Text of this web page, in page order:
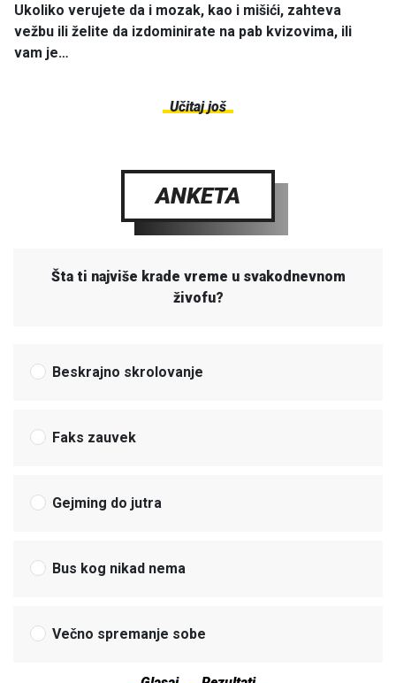
Ukoliko verujete da i mozak, kao i mišići, zahteva
vežbu ili želite da izdominirate na pab kvizovima, ili
vam je…
Učitaj još
ANKETA
Šta ti najviše krade vreme u svakodnevnom
živofu?
Beskrajno skrolovanje
Faks zauvek
Gejming do jutra
Bus kog nikad nema
Večno spremanje sobe